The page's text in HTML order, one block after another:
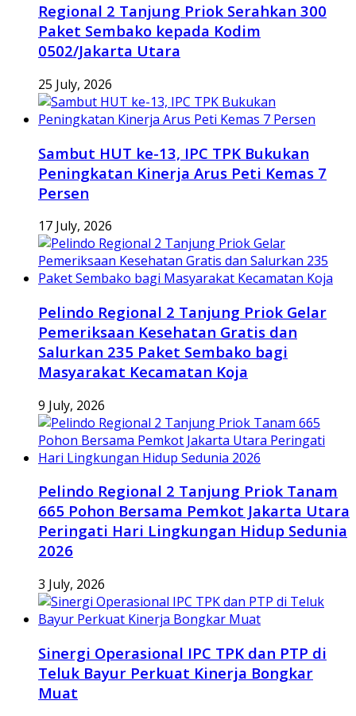
Regional 2 Tanjung Priok Serahkan 300
Paket Sembako kepada Kodim
0502/Jakarta Utara
25 July, 2026
Sambut HUT ke-13, IPC TPK Bukukan
Peningkatan Kinerja Arus Peti Kemas 7
Persen
17 July, 2026
Pelindo Regional 2 Tanjung Priok Gelar
Pemeriksaan Kesehatan Gratis dan
Salurkan 235 Paket Sembako bagi
Masyarakat Kecamatan Koja
9 July, 2026
Pelindo Regional 2 Tanjung Priok Tanam
665 Pohon Bersama Pemkot Jakarta Utara
Peringati Hari Lingkungan Hidup Sedunia
2026
3 July, 2026
Sinergi Operasional IPC TPK dan PTP di
Teluk Bayur Perkuat Kinerja Bongkar
Muat